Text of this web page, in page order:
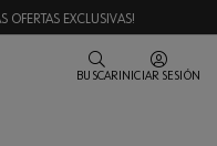
OFERTAS EXCLUSIVAS!
BUSCAR INICIAR SESIÓN